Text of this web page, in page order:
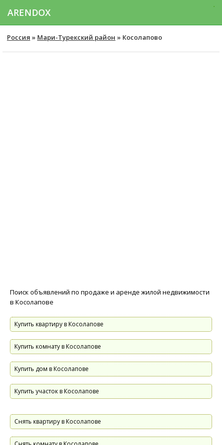
ARENDOX
Россия » Мари-Турекский район » Косолапово
Поиск объявлений по продаже и аренде жилой недвижимости
в Косолапове
Купить квартиру в Косолапове
Купить комнату в Косолапове
Купить дом в Косолапове
Купить участок в Косолапове
Снять квартиру в Косолапове